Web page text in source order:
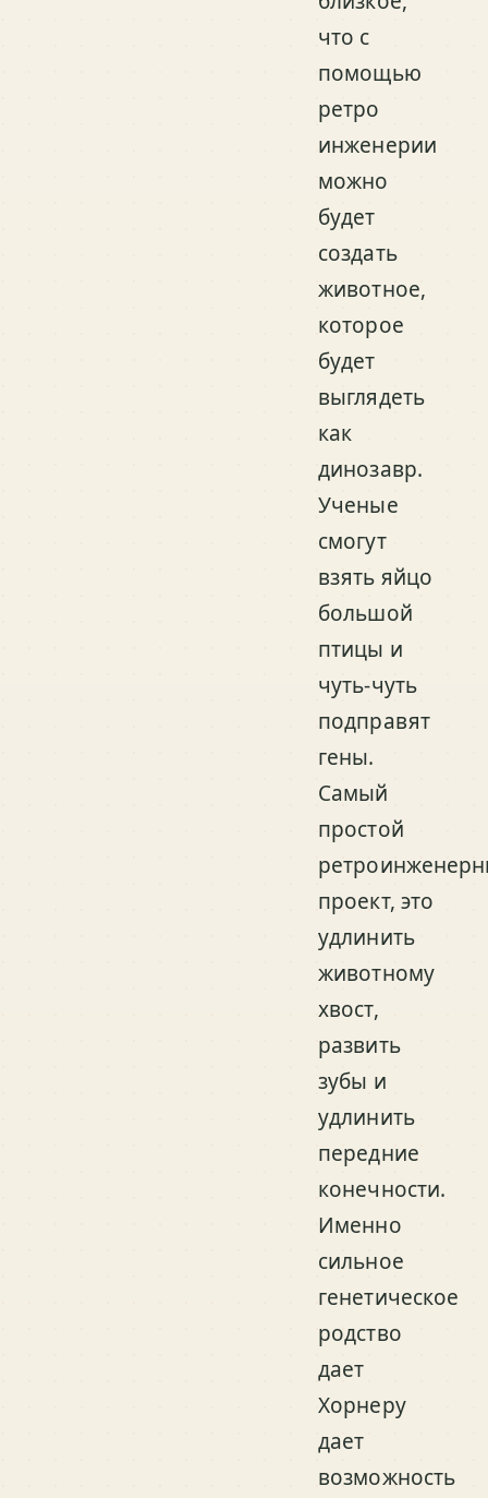
что с
помощью
ретро
инженерии
можно
будет
создать
животное,
которое
будет
выглядеть
как
динозавр.
Ученые
смогут
взять яйцо
большой
птицы и
чуть-чуть
подправят
гены.
Самый
простой
проект, это
удлинить
животному
хвост,
развить
зубы и
удлинить
передние
конечности.
Именно
сильное
генетическое
родство
дает
Хорнеру
дает
возможность